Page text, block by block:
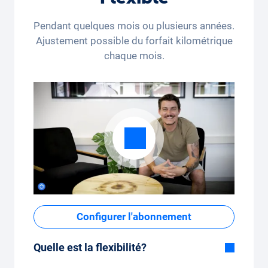
Pendant quelques mois ou plusieurs années.
Ajustement possible du forfait kilométrique
chaque mois.
Configurer l'abonnement
Quelle est la flexibilité?